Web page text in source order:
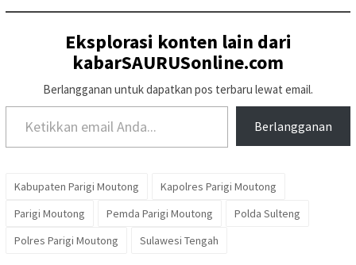
Eksplorasi konten lain dari
kabarSAURUSonline.com
Berlangganan untuk dapatkan pos terbaru lewat email.
Ketikkan email Anda...
Berlangganan
Kabupaten Parigi Moutong
Kapolres Parigi Moutong
Parigi Moutong
Pemda Parigi Moutong
Polda Sulteng
Polres Parigi Moutong
Sulawesi Tengah